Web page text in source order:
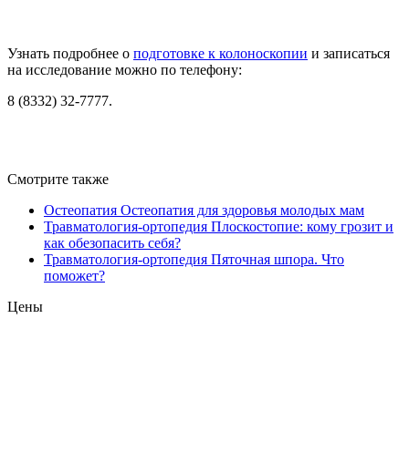
Узнать подробнее о подготовке к колоноскопии и записаться
на исследование можно по телефону:
8 (8332) 32-7777.
Смотрите также
Остеопатия Остеопатия для здоровья молодых мам
Травматология-ортопедия Плоскостопие: кому грозит и
как обезопасить себя?
Травматология-ортопедия Пяточная шпора. Что
поможет?
Цены